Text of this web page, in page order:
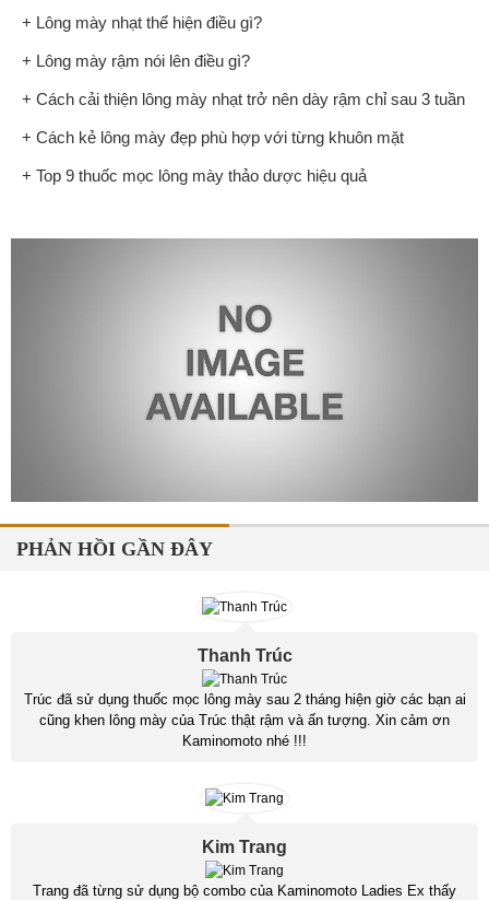
+ Lông mày nhạt thể hiện điều gì?
+ Lông mày rậm nói lên điều gì?
+ Cách cải thiện lông mày nhạt trở nên dày rậm chỉ sau 3 tuần
+ Cách kẻ lông mày đẹp phù hợp với từng khuôn mặt
+ Top 9 thuốc mọc lông mày thảo dược hiệu quả
PHẢN HỒI GẦN ĐÂY
Thanh Trúc
Trúc đã sử dụng thuốc mọc lông mày sau 2 tháng hiện giờ các bạn ai
cũng khen lông mày của Trúc thật rậm và ấn tượng. Xin cảm ơn
Kaminomoto nhé !!!
Kim Trang
Trang đã từng sử dụng bộ combo của Kaminomoto Ladies Ex thấy